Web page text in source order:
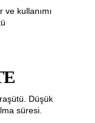
kullanımı
Düşük
süresi.